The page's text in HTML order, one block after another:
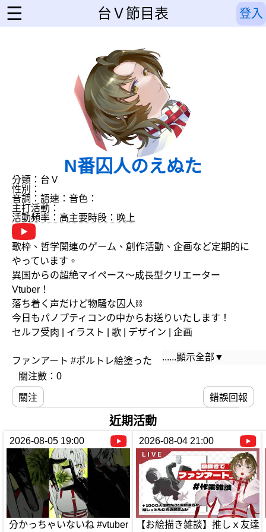
☰ 台Ｖ節目表 登入
N番囚人のえぬた
分類：台Ｖ
性別：
音調： 語速： 音色：
主打活動：
活動頻率：高主要時段：晚上
歌枠、哲学関連のゲーム、創作活動、企画など定期的に
やっています。
異国からの超絶マイペース〜成長型クリエーター
Vtuber！
落ち着く声だけど物騒な囚人⛓️
今日もパノプティコンの中からお送りいたします！
セルフ受肉 | イラスト | 歌 | デザイン | 企画
ファンアート #ポルトレ絵塗った
配信タグ #N番監視録
従順な体にならないように、気をつけてね〜
X（ツイッター）: @pano_n_pticon
......顯示全部▼
關注數：0
關注 錯誤回報
近期活動
2026-08-05 19:00
分かっちゃいないね #vtuber
2026-08-04 21:00
【お絵描き雑談】推しｘ友達